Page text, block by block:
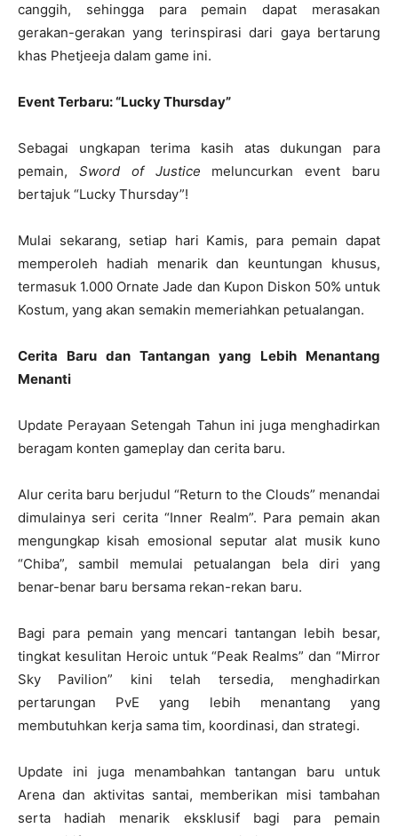
canggih, sehingga para pemain dapat merasakan
gerakan-gerakan yang terinspirasi dari gaya bertarung
khas Phetjeeja dalam game ini.
Event Terbaru: “Lucky Thursday”
Sebagai ungkapan terima kasih atas dukungan para
pemain, Sword of Justice meluncurkan event baru
bertajuk “Lucky Thursday”!
Mulai sekarang, setiap hari Kamis, para pemain dapat
memperoleh hadiah menarik dan keuntungan khusus,
termasuk 1.000 Ornate Jade dan Kupon Diskon 50% untuk
Kostum, yang akan semakin memeriahkan petualangan.
Cerita Baru dan Tantangan yang Lebih Menantang
Menanti
Update Perayaan Setengah Tahun ini juga menghadirkan
beragam konten gameplay dan cerita baru.
Alur cerita baru berjudul “Return to the Clouds” menandai
dimulainya seri cerita “Inner Realm”. Para pemain akan
mengungkap kisah emosional seputar alat musik kuno
“Chiba”, sambil memulai petualangan bela diri yang
benar-benar baru bersama rekan-rekan baru.
Bagi para pemain yang mencari tantangan lebih besar,
tingkat kesulitan Heroic untuk “Peak Realms” dan “Mirror
Sky Pavilion” kini telah tersedia, menghadirkan
pertarungan PvE yang lebih menantang yang
membutuhkan kerja sama tim, koordinasi, dan strategi.
Update ini juga menambahkan tantangan baru untuk
Arena dan aktivitas santai, memberikan misi tambahan
serta hadiah menarik eksklusif bagi para pemain